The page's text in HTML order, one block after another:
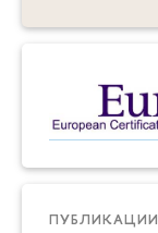
ПУБЛИКАЦИИ